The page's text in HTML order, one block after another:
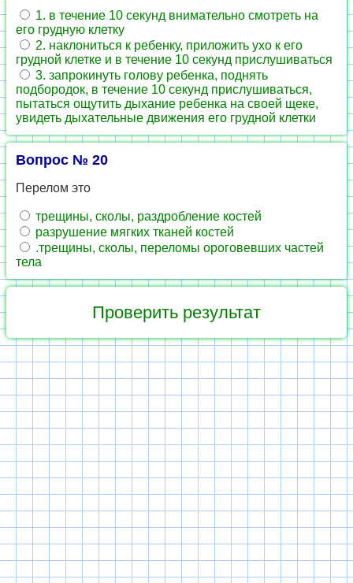
1. в течение 10 секунд внимательно смотреть на
его грудную клетку
2. наклониться к ребенку, приложить ухо к его
грудной клетке и в течение 10 секунд прислушиваться
3. запрокинуть голову ребенка, поднять
подбородок, в течение 10 секунд прислушиваться,
пытаться ощутить дыхание ребенка на своей щеке,
увидеть дыхательные движения его грудной клетки
Вопрос № 20
Перелом это
трещины, сколы, раздробление костей
разрушение мягких тканей костей
.трещины, сколы, переломы ороговевших частей
тела